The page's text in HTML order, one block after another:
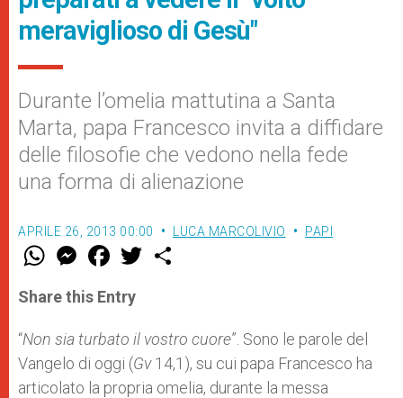
meraviglioso di Gesù"
Durante l’omelia mattutina a Santa
Marta, papa Francesco invita a diffidare
delle filosofie che vedono nella fede
una forma di alienazione
APRILE 26, 2013 00:00 LUCA MARCOLIVIO PAPI
W
t
s
p
p
M
e
s
e
g
e
r
F
a
e
b
o
k
w
r
Share this Entry
“Non sia turbato il vostro cuore”. Sono le parole del
Vangelo di oggi (Gv14,1), su cui papa Francesco ha
articolato la propria omelia, durante la messa